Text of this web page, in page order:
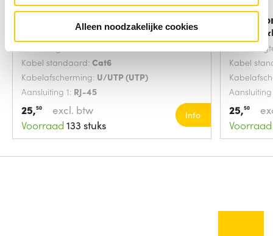
Alleen noodzakelijke cookies
netwerkkabel Grijs
Kabel standaard: Cat6
Kabelafscherming: U/UTP (UTP)
Aansluiting 1: RJ-45
25,50
excl. btw
Voorraad 133 stuks
Info
Kabel
25,50
Voorraad